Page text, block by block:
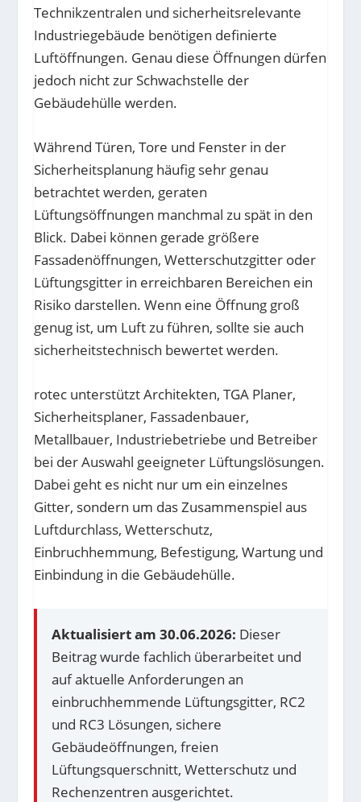
Technikzentralen und sicherheitsrelevante
Industriegebäude benötigen definierte
Luftöffnungen. Genau diese Öffnungen dürfen
jedoch nicht zur Schwachstelle der
Gebäudehülle werden.
Während Türen, Tore und Fenster in der
Sicherheitsplanung häufig sehr genau
betrachtet werden, geraten
Lüftungsöffnungen manchmal zu spät in den
Blick. Dabei können gerade größere
Fassadenöffnungen, Wetterschutzgitter oder
Lüftungsgitter in erreichbaren Bereichen ein
Risiko darstellen. Wenn eine Öffnung groß
genug ist, um Luft zu führen, sollte sie auch
sicherheitstechnisch bewertet werden.
rotec unterstützt Architekten, TGA Planer,
Sicherheitsplaner, Fassadenbauer,
Metallbauer, Industriebetriebe und Betreiber
bei der Auswahl geeigneter Lüftungslösungen.
Dabei geht es nicht nur um ein einzelnes
Gitter, sondern um das Zusammenspiel aus
Luftdurchlass, Wetterschutz,
Einbruchhemmung, Befestigung, Wartung und
Einbindung in die Gebäudehülle.
Aktualisiert am 30.06.2026: Dieser
Beitrag wurde fachlich überarbeitet und
auf aktuelle Anforderungen an
einbruchhemmende Lüftungsgitter, RC2
und RC3 Lösungen, sichere
Gebäudeöffnungen, freien
Lüftungsquerschnitt, Wetterschutz und
Rechenzentren ausgerichtet.